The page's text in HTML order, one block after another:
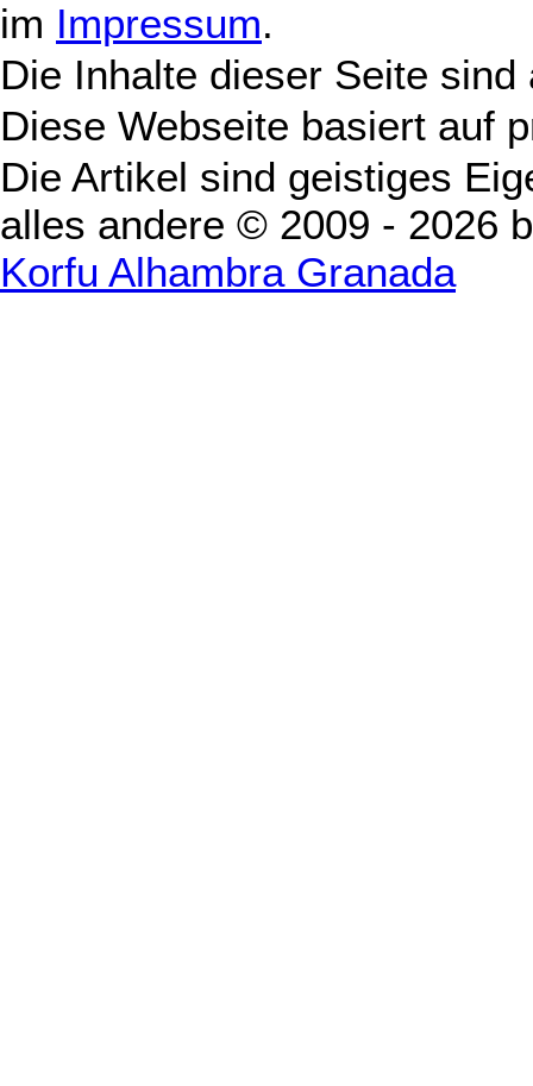
im Impressum.
Die Inhalte dieser Seite
Diese Webseite basiert auf
Die Artikel sind geistiges
alles andere © 2009 - 2026
Korfu Alhambra Granada